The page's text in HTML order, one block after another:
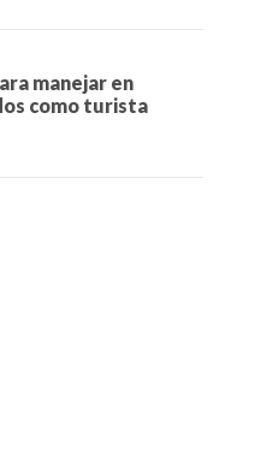
manejar en
como turista